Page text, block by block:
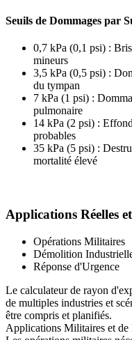
Seuils de Dommages par
0,7 kPa (0,1 psi) :
mineurs
3,5 kPa (0,5 psi) :
du tympan
7 kPa (1 psi) :
pulmonaire
14 kPa (2 psi) :
probables
35 kPa (5 psi) :
mortalité élevé
Applications Réelles
Opérations Militaires
Démolition
Réponse d'Urgence
Le calculateur de rayon
de multiples industries et
être compris et planifiés.
Applications Militaires et de